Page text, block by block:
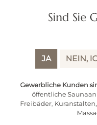
Sind Sie
JA NEIN,
Gewerbliche Kunden
öffentliche
Freibäder,